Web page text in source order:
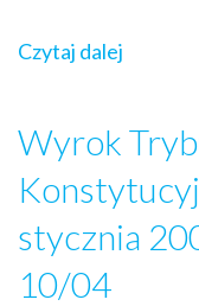
Czytaj dalej
Wyrok
stycznia
10/04